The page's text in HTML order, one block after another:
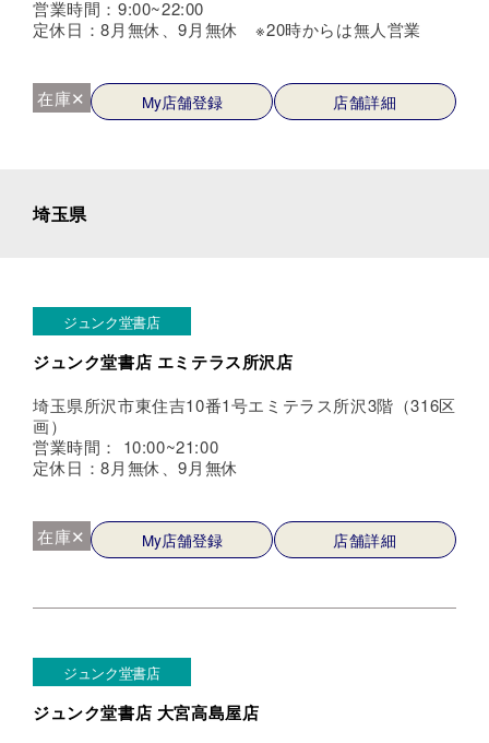
営業時間：9:00~22:00
定休日：8月無休、9月無休 ※20時からは無人営業
在庫✕ My店舗登録 店舗詳細
埼玉県
ジュンク堂書店
ジュンク堂書店 エミテラス所沢店
埼玉県所沢市東住吉10番1号エミテラス所沢3階（316区
画）
営業時間： 10:00~21:00
定休日：8月無休、9月無休
在庫✕ My店舗登録 店舗詳細
ジュンク堂書店
ジュンク堂書店 大宮高島屋店